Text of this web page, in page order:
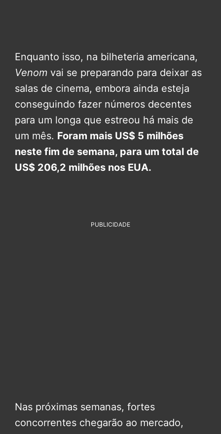
Enquanto isso, na bilheteria americana,
Venom vai se preparando para deixar as
salas de cinema, embora ainda esteja
conseguindo fazer números decentes
para um longa que estreou há mais de
um mês. Foram mais US$ 5 milhões
neste fim de semana, para um total de
US$ 206,2 milhões nos EUA.
PUBLICIDADE
Nas próximas semanas, fortes
concorrentes chegarão ao mercado,